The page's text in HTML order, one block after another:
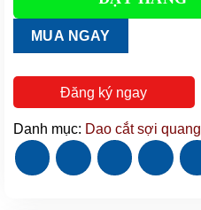
|
Thân
kim
loại
MUA NGAY
Đăng ký ngay
Danh mục: Dao cắt sợi quang